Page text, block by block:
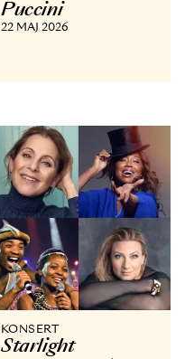
Puccini
22 MAJ 2026
KONSERT
Starlight